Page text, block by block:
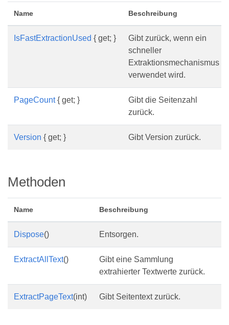
Name Beschreibung
IsFastExtractionUsed { get; }
Gibt zurück, wenn ein
schneller
Extraktionsmechanismus
verwendet wird.
PageCount{ get; }
Gibt die Seitenzahl
zurück.
Version { get; } Gibt Version zurück.
Methoden
Name Beschreibung
Dispose() Entsorgen.
ExtractAllText()
Gibt eine Sammlung
extrahierter Textwerte zurück.
ExtractPageText(int) Gibt Seitentext zurück.